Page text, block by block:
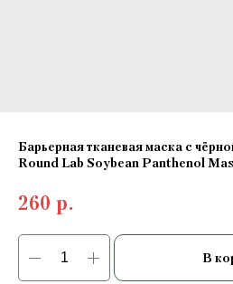
Барьерная тканевая маска с
Round Lab Soybean Panthenol
260 р.
В